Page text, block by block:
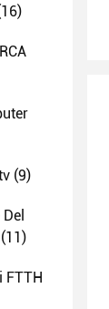
(9)
(11)
FTTH